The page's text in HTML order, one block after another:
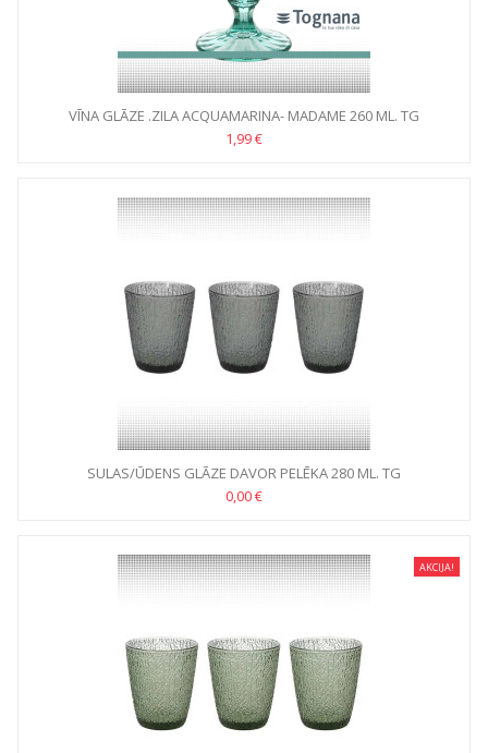
VĪNA GLĀZE .ZILA ACQUAMARINA- MADAME 260 ML. TG
1,99 €
SULAS/ŪDENS GLĀZE DAVOR PELĒKA 280 ML. TG
0,00 €
AKCIJA!